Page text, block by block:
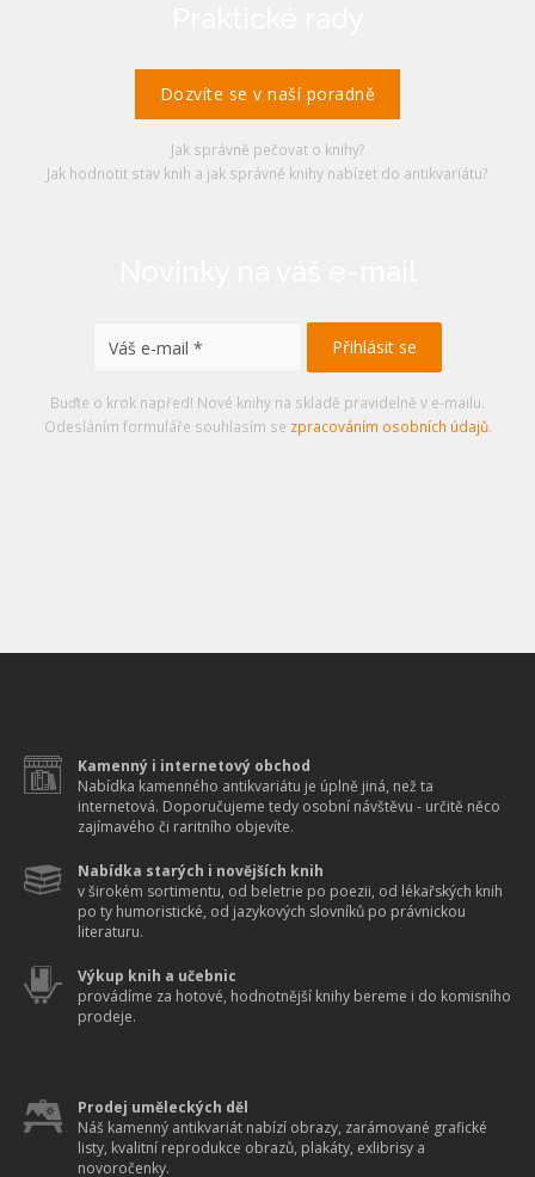
Dozvíte se v naší poradně
Jak správně pečovat o knihy?
Jak hodnotit stav knih a jak správně knihy nabízet do antikvariátu?
Buďte o krok napřed! Nové knihy na skladě pravidelně v e-mailu.
Odesláním formuláře souhlasím se zpracováním osobních údajů.
Kamenný i internetový obchod
Nabídka kamenného antikvariátu je úplně jiná, než ta
internetová. Doporučujeme tedy osobní návštěvu - určitě něco
zajímavého či raritního objevíte.
Nabídka starých i novějších knih
v širokém sortimentu, od beletrie po poezii, od lékařských knih
po ty humoristické, od jazykových slovníků po právnickou
literaturu.
Výkup knih a učebnic
provádíme za hotové, hodnotnější knihy bereme i do komisního
prodeje.
Prodej uměleckých děl
Náš kamenný antikvariát nabízí obrazy, zarámované grafické
listy, kvalitní reprodukce obrazů, plakáty, exlibrisy a
novoročenky.